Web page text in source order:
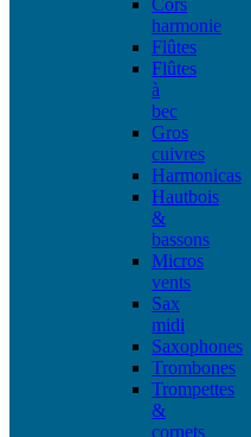
harmonie
Flûtes
Flûtes
à
bec
Gros
cuivres
Harmonicas
Hautbois
&
bassons
Micros
vents
Sax
midi
Saxophones
Trombones
Trompettes
&
cornets